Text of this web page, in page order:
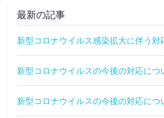
最新の記事
新型コロナウイルス感染拡大に伴う対
新型コロナウイルスの今後の対応につ
新型コロナウイルスの今後の対応につ